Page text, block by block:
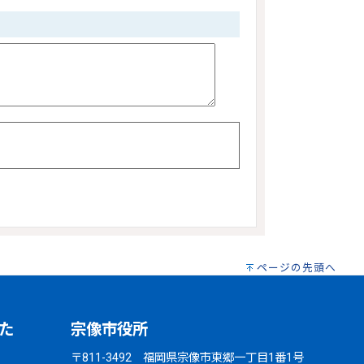
ページの先頭へ
宗像市役所
〒811-3492 福岡県宗像市東郷一丁目1番1号